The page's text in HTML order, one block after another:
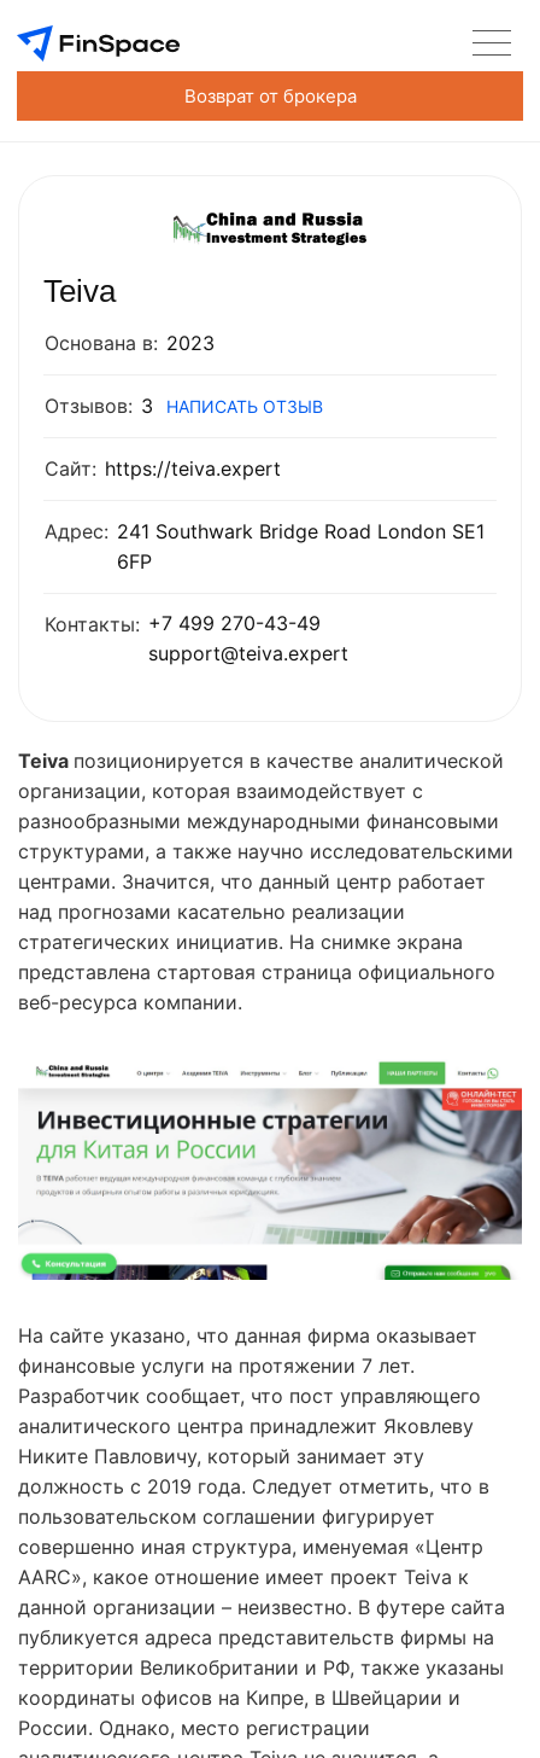
Возврат от брокера
Teiva
Основана в: 2023
Отзывов: 3 НАПИСАТЬ ОТЗЫВ
Сайт: https://teiva.expert
Адрес: 241 Southwark Bridge Road London SE1
6FP
Контакты: +7 499 270-43-49
support@teiva.expert
Teiva позиционируется в качестве аналитической
организации, которая взаимодействует с
разнообразными международными финансовыми
структурами, а также научно исследовательскими
центрами. Значится, что данный центр работает
над прогнозами касательно реализации
стратегических инициатив. На снимке экрана
представлена стартовая страница официального
веб-ресурса компании.
На сайте указано, что данная фирма оказывает
финансовые услуги на протяжении 7 лет.
Разработчик сообщает, что пост управляющего
аналитического центра принадлежит Яковлеву
Никите Павловичу, который занимает эту
должность с 2019 года. Следует отметить, что в
пользовательском соглашении фигурирует
совершенно иная структура, именуемая «Центр
AARC», какое отношение имеет проект Teiva к
данной организации – неизвестно. В футере сайта
публикуется адреса представительств фирмы на
территории Великобритании и РФ, также указаны
координаты офисов на Кипре, в Швейцарии и
России. Однако, место регистрации